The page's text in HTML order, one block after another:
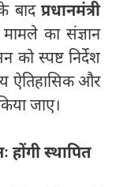
बाद प्रधानमंत्री
का संज्ञान
को स्पष्ट निर्देश
ऐतिहासिक और
जाए।
होंगी स्थापित